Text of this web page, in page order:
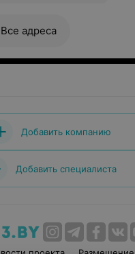
Все адреса
Добавить компанию
Добавить специалиста
проекта